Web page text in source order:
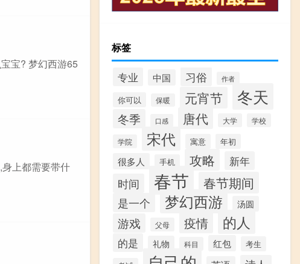
宝? 梦幻西游65
上都需要带什
标签
专业 中国 习俗 作者
你可以 保暖 元宵节 冬天
冬季 口感 唐代 大学 学校
学院 宋代 寓意 年初
很多人 手机 攻略 新年
时间 春节 春节期间
是一个 梦幻西游 汤圆
游戏 父母 疫情 的人
的是 礼物 科目 红包
考生